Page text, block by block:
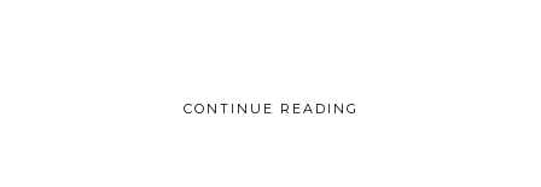
CONTINUE READING